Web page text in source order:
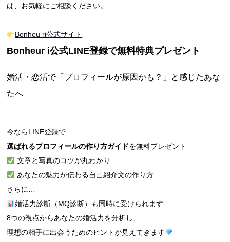
は、お気軽にご相談ください。
Bonheu ri公式サイト
Bonheur i公式LINE登録で無料特典プレゼント
婚活・恋活で「プロフィールが原因かも？」と感じたあな
たへ
今ならLINE登録で
選ばれるプロフィールの作り方ガイドを無料プレゼント
文章と写真のコツが丸わかり
あなたの魅力が伝わる自己紹介文の作り方
さらに…
婚活力診断（MQ診断）も同時に受けられます
8つの視点からあなたの婚活力を分析し、
理想の相手に出会うためのヒントが見えてきます